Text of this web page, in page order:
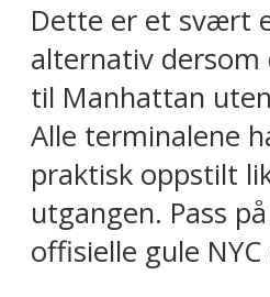
Dette er et svært
alternativ dersom
til Manhattan
Alle terminalene
praktisk oppstilt
utgangen. Pass
offisielle gule